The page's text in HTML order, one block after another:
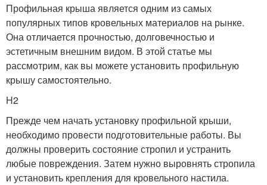
Профильная крыша является одним из самых
популярных типов кровельных материалов на рынке.
Она отличается прочностью, долговечностью и
эстетичным внешним видом. В этой статье мы
рассмотрим, как вы можете установить профильную
крышу самостоятельно.
H2
Прежде чем начать установку профильной крыши,
необходимо провести подготовительные работы. Вы
должны проверить состояние стропил и устранить
любые повреждения. Затем нужно выровнять стропила
и установить крепления для кровельного настила.